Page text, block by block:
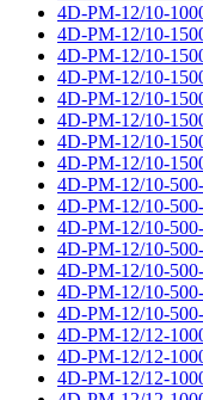
4D-PM-12/10-
4D-PM-12/10-
4D-PM-12/10-
4D-PM-12/10-
4D-PM-12/10-
4D-PM-12/10-
4D-PM-12/10-
4D-PM-12/10-
4D-PM-12/10-
4D-PM-12/10-
4D-PM-12/10-
4D-PM-12/10-
4D-PM-12/10-
4D-PM-12/10-
4D-PM-12/10-
4D-PM-12/12-
4D-PM-12/12-
4D-PM-12/12-